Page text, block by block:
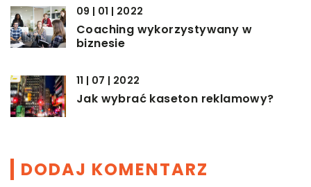
09 | 01 | 2022
Coaching wykorzystywany w
biznesie
11 | 07 | 2022
Jak wybrać kaseton reklamowy?
DODAJ KOMENTARZ